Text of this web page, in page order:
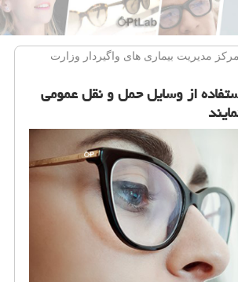
مدیریت بیماری های واگیردار وزارت
از وسایل حمل و نقل عمومی